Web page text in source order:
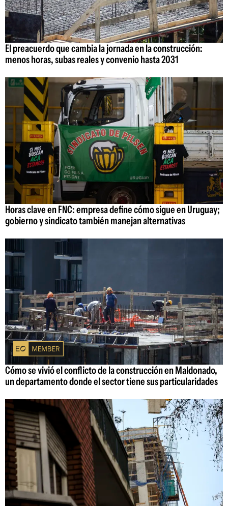
El preacuerdo que cambia la jornada en la construcción:
menos horas, subas reales y convenio hasta 2031
Horas clave en FNC: empresa define cómo sigue en Uruguay;
gobierno y sindicato también manejan alternativas
Cómo se vivió el conflicto de la construcción en Maldonado,
un departamento donde el sector tiene sus particularidades